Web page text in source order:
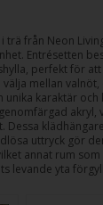
trä från Neon
Entrésetten
perfekt för
mellan
karaktär och
akryl,
Dessa
uttryck gör
annat rum
levande yta